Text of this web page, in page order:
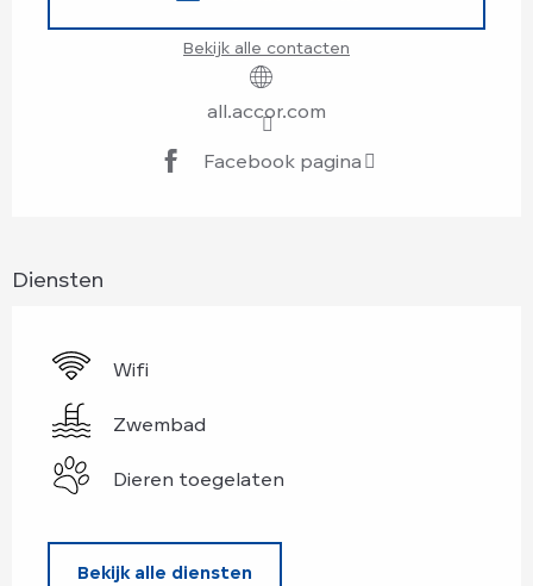
Bekijk alle contacten
all.accor.com
Facebook pagina
Diensten
Wifi
Zwembad
Dieren toegelaten
Bekijk alle diensten